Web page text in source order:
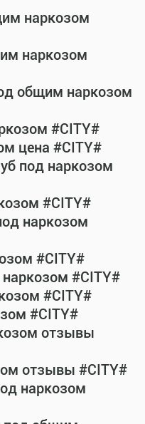
наркозом
наркозом
общим наркозом
#CITY#
цена #CITY#
под наркозом
#CITY#
наркозом
#CITY#
#CITY#
#CITY#
#CITY#
отзывы
отзывы #CITY#
наркозом